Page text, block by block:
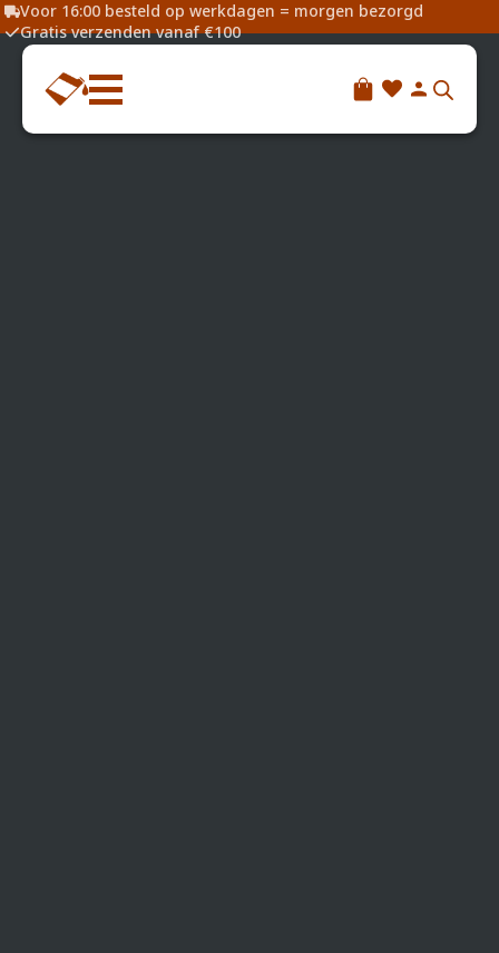
Voor 16:00 besteld op werkdagen = morgen bezorgd
Gratis verzenden vanaf €100